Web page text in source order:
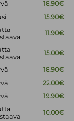
18.90€
15.90€
11.90€
15.00€
18.90€
22.00€
19.90€
10.00€